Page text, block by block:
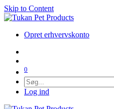
Skip to Content
Opret erhvervskonto
0
Log ind